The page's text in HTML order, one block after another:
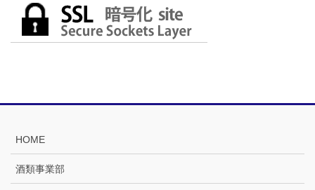
HOME
酒類事業部